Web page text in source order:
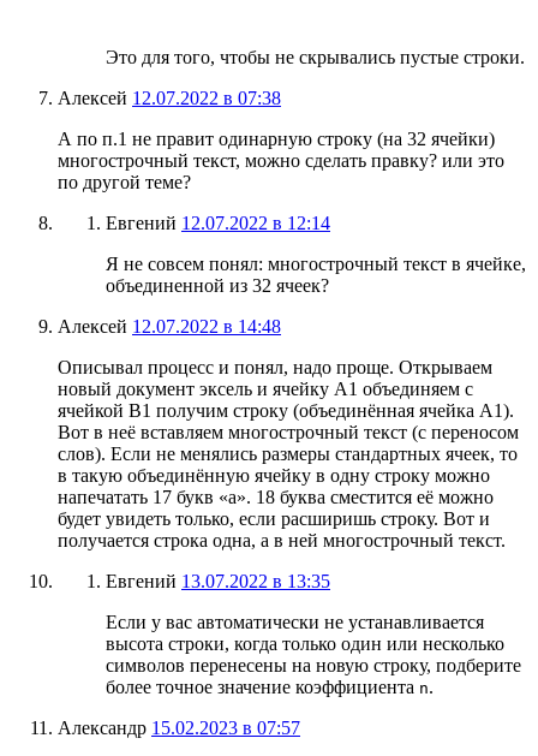
Это для того, чтобы не скрывались пустые строки.
Алексей 12.07.2022 в 07:38
А по п.1 не правит одинарную строку (на 32 ячейки)
многострочный текст, можно сделать правку? или это
по другой теме?
Евгений 12.07.2022 в 12:14
Я не совсем понял: многострочный текст в ячейке,
объединенной из 32 ячеек?
Алексей 12.07.2022 в 14:48
Описывал процесс и понял, надо проще. Открываем
новый документ эксель и ячейку А1 объединяем с
ячейкой В1 получим строку (объединённая ячейка А1).
Вот в неё вставляем многострочный текст (с переносом
слов). Если не менялись размеры стандартных ячеек, то
в такую объединённую ячейку в одну строку можно
напечатать 17 букв «а». 18 буква сместится её можно
будет увидеть только, если расширишь строку. Вот и
получается строка одна, а в ней многострочный текст.
Евгений 13.07.2022 в 13:35
Если у вас автоматически не устанавливается
высота строки, когда только один или несколько
символов перенесены на новую строку, подберите
более точное значение коэффициента n.
Александр 15.02.2023 в 07:57